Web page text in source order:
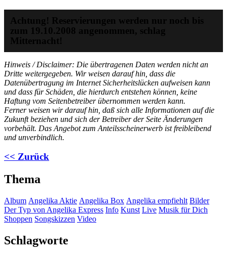
Achtung! Reservierungen werden nur noch bis
zum 19.10.2008 angenommen, schlag
Mitternacht!
Hinweis / Disclaimer: Die übertragenen Daten werden nicht an
Dritte weitergegeben. Wir weisen darauf hin, dass die
Datenübertragung im Internet Sicherheitslücken aufweisen kann
und dass für Schäden, die hierdurch entstehen können, keine
Haftung vom Seitenbetreiber übernommen werden kann.
Ferner weisen wir darauf hin, daß sich alle Informationen auf die
Zukunft beziehen und sich der Betreiber der Seite Änderungen
vorbehält. Das Angebot zum Anteilsscheinerwerb ist freibleibend
und unverbindlich.
<< Zurück
Thema
Album Angelika Aktie Angelika Box Angelika empfiehlt Bilder
Der Typ von Angelika Express Info Kunst Live Musik für Dich
Shoppen Songskizzen Video
Schlagworte